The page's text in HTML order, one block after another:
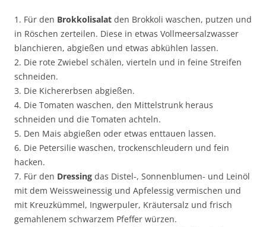
1. Für den Brokkolisalat den Brokkoli waschen, putzen und
in Röschen zerteilen. Diese in etwas Vollmeersalzwasser
blanchieren, abgießen und etwas abkühlen lassen.
2. Die rote Zwiebel schälen, vierteln und in feine Streifen
schneiden.
3. Die Kichererbsen abgießen.
4. Die Tomaten waschen, den Mittelstrunk heraus
schneiden und die Tomaten achteln.
5. Den Mais abgießen oder etwas enttauen lassen.
6. Die Petersilie waschen, trockenschleudern und fein
hacken.
7. Für den Dressing das Distel-, Sonnenblumen- und Leinöl
mit dem Weissweinessig und Apfelessig vermischen und
mit Kreuzkümmel, Ingwerpuler, Kräutersalz und frisch
gemahlenem schwarzem Pfeffer würzen.